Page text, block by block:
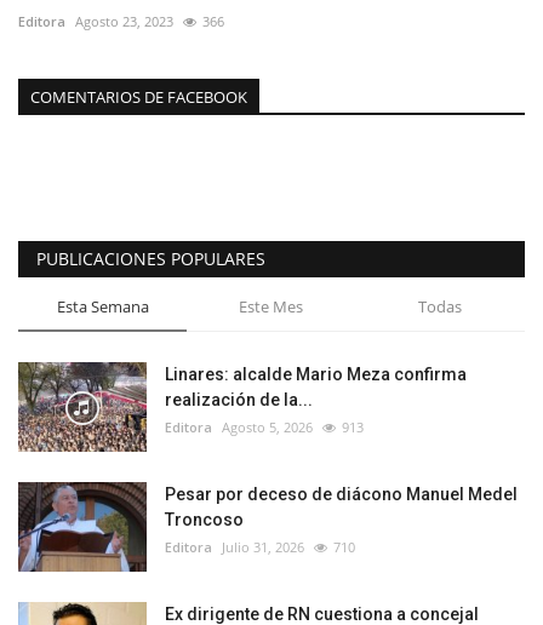
Editora Agosto 23, 2023 366
COMENTARIOS DE FACEBOOK
PUBLICACIONES POPULARES
Esta Semana Este Mes Todas
Linares: alcalde Mario Meza confirma
realización de la...
Editora Agosto 5, 2026 913
Pesar por deceso de diácono Manuel Medel
Troncoso
Editora Julio 31, 2026 710
Ex dirigente de RN cuestiona a concejal